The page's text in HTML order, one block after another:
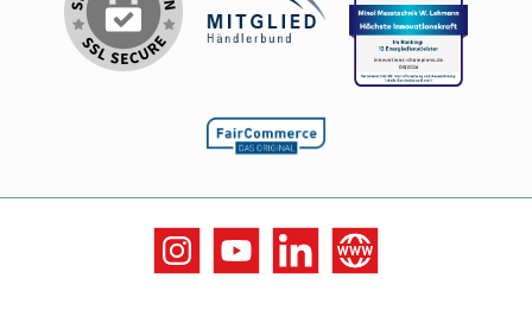
Instagram YouTube LinkedIn Website